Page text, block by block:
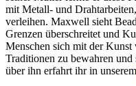
mit Metall- und
verleihen. Maxwell sieht
Grenzen überschreitet und
Menschen sich mit der Kunst
Traditionen zu bewahren
über ihn erfahrt ihr in unserem